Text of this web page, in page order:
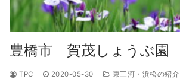
豊橋市 賀茂しょうぶ園
TPC 2020-05-30 東三河・浜松の紹介